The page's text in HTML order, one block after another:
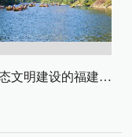
数字生态文明建设的福建路径与启示